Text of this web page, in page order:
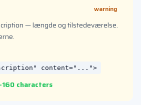
warning
— længde og tilstedeværelse.
content="...">
160 characters